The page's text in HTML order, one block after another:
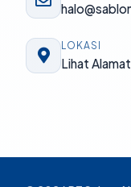
LOKASI
Lihat